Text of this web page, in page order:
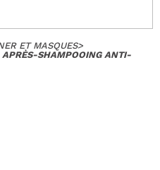
ET MASQUES>
SHAMPOOING ANTI-